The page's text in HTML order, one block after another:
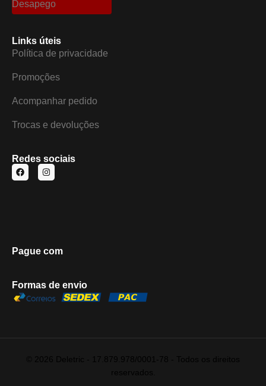
Desapego
Links úteis
Política de privacidade
Promoções
Acompanhar pedido
Trocas e devoluções
Redes sociais
Pague com
Formas de envio